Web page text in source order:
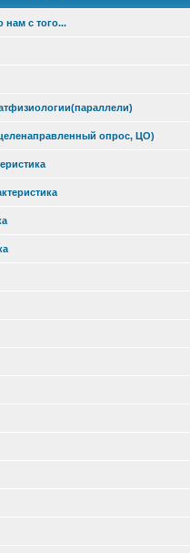
с того...
опрос, ЦО)